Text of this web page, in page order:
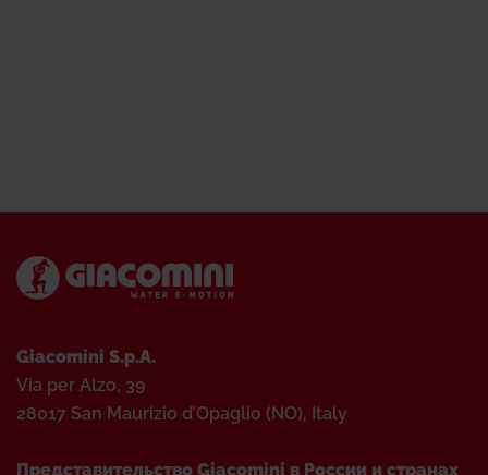
Giacomini S.p.A.
Via per Alzo, 39
28017 San Maurizio d’Opaglio (NO), Italy
Представительство Giacomini в России и странах